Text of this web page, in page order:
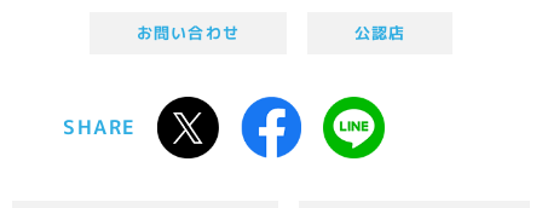
お問い合わせ 公認店
SHARE